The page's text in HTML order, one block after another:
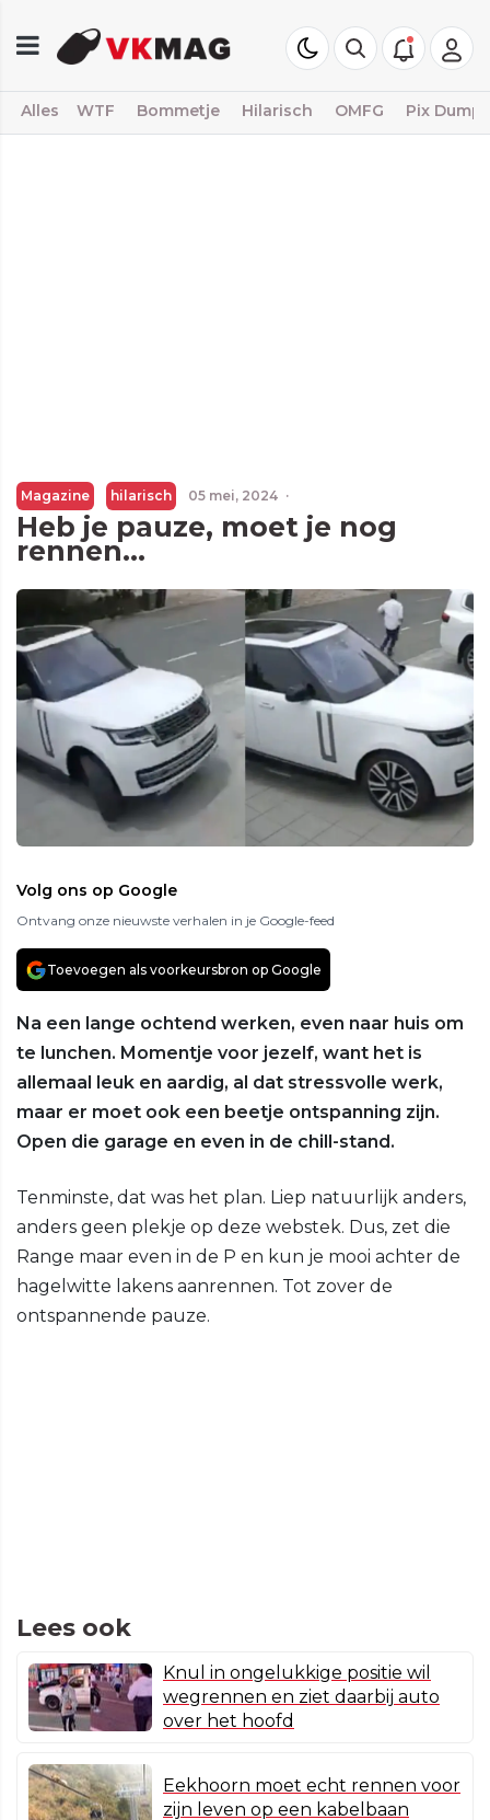
Alles WTF Bommetje Hilarisch OMFG Pix Dump
Magazine hilarisch 05 mei, 2024 ·
Heb je pauze, moet je nog
rennen…
Volg ons op Google
Ontvang onze nieuwste verhalen in je Google-feed
Toevoegen als voorkeursbron op Google
Na een lange ochtend werken, even naar huis om
te lunchen. Momentje voor jezelf, want het is
allemaal leuk en aardig, al dat stressvolle werk,
maar er moet ook een beetje ontspanning zijn.
Open die garage en even in de chill-stand.
Tenminste, dat was het plan. Liep natuurlijk anders,
anders geen plekje op deze webstek. Dus, zet die
Range maar even in de P en kun je mooi achter de
hagelwitte lakens aanrennen. Tot zover de
ontspannende pauze.
Lees ook
Knul in ongelukkige positie wil
wegrennen en ziet daarbij auto
over het hoofd
Eekhoorn moet echt rennen voor
zijn leven op een kabelbaan